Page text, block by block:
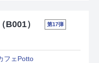
B001） 第17弾
フェPotto